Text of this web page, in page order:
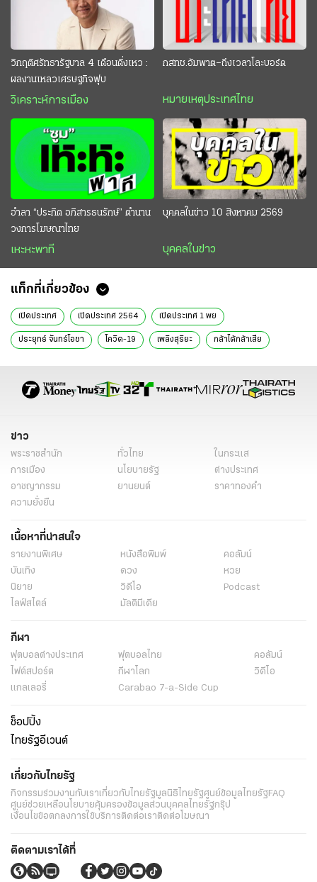
วิกฤติศรัทธารัฐบาล 4 เดือนดิ่งเหว :
ผลงานเหลวเศรษฐกิจฟุบ
วิเคราะห์การเมือง
กสทช.อัมพาต–ถึงเวลาโละบอร์ด
หมายเหตุประเทศไทย
อำลา “ประกิต อภิสารธนรักษ์” ตำนาน
วงการโฆษณาไทย
เหะหะพาที
บุคคลในข่าว 10 สิงหาคม 2569
บุคคลในข่าว
แท็กที่เกี่ยวข้อง
เปิดประเทศ เปิดประเทศ 2564 เปิดประเทศ 1 พย
ประยุทธ์ จันทร์โอชา โควิด-19 เพลิงสุริยะ กล้าได้กล้าเสีย
ข่าว
พระราชสำนัก ทั่วไทย
ในกระแส
การเมือง
นโยบายรัฐ
ต่างประเทศ
อาชญากรรม
ยานยนต์
ราคาทองคำ
ความยั่งยืน
เนื้อหาที่น่าสนใจ
รายงานพิเศษ หนังสือพิมพ์
คอลัมน์
บันเทิง
ดวง
หวย
นิยาย
วิดีโอ
Podcast
ไลฟ์สไตล์
มัลติมีเดีย
กีฬา
ฟุตบอลต่่างประเทศ ฟุตบอลไทย
คอลัมน์
ไฟต์สปอร์ต
กีฬาโลก
วิดีโอ
แกลเลอรี่
Carabao 7-a-Side Cup
ช็อปปิ้ง
ไทยรัฐอีเวนต์
เกี่ยวกับไทยรัฐ
กิจกรรมร่วมงานกับเราเกี่ยวกับไทยรัฐมูลนิธิไทยรัฐศูนย์ข้อมูลไทยรัฐFAQ
ศูนย์ช่วยเหลือนโยบายคุ้มครองข้อมูลส่วนบุคคลไทยรัฐกรุ๊ป
เงื่อนไขข้อตกลงการใช้บริการติดต่อเราติดต่อโฆษณา
ติดตามเราได้ที่